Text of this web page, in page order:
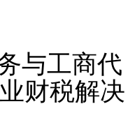
与工商代
财税解决